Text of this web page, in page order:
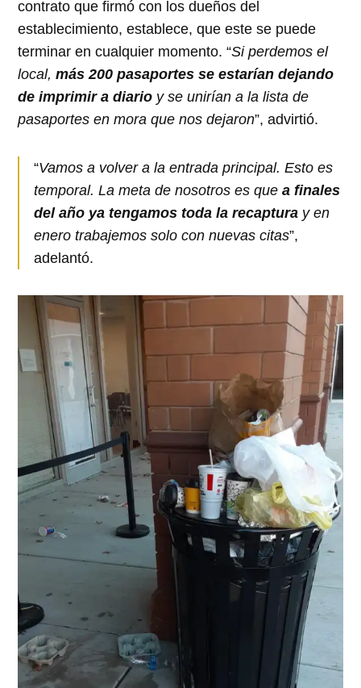
contrato que firmó con los dueños del
establecimiento, establece, que este se puede
terminar en cualquier momento. “Si perdemos el
local,más 200 pasaportes se estarían dejando
de imprimir a diario y se unirían a la lista de
pasaportes en mora que nos dejaron”, advirtió.
“Vamos a volver a la entrada principal. Esto es
temporal. La meta de nosotros es quea finales
del año ya tengamos toda la recaptura y en
enero trabajemos solo con nuevas citas”,
adelantó.